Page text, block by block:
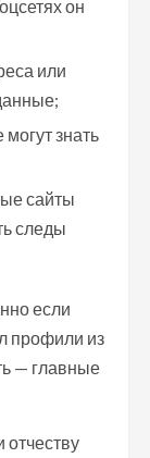
он
или
знать
сайты
следы
если
профили из
— главные